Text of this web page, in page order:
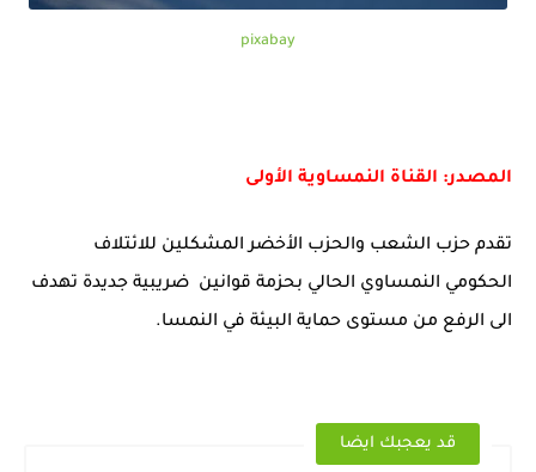
pixabay
المصدر: القناة النمساوية الأولى
تقدم حزب الشعب والحزب الأخضر المشكلين للائتلاف
الحكومي النمساوي الحالي بحزمة قوانين ضريبية جديدة تهدف
الى الرفع من مستوى حماية البيئة في النمسا.
قد يعجبك ايضا